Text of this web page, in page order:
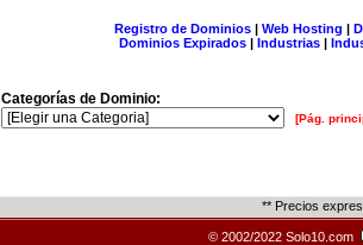
Registro de Dominios| Web Hosting |
Dominios Expirados | Industrias |
Categorías de Dominio:
[Pág.
** Precios
© 2002/2022 Solo10.com